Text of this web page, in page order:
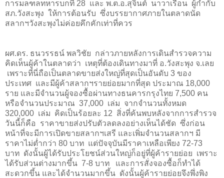
การมลฑลทหารบกที่ 28 และ พ.ต.อ.สุจินต์ นาวาเรือน ผู้กำกับ
สภ.วังสะพุง ให้การต้อนรับ ซึ่งบรรยากาศภายในตลาดนัด
สลากฯวังสะพุงไม่ค่อยคึกคักเท่าที่ควร
ผศ.ดร. ธนวรรธน์ พลวิชัย กล่าวภายหลังการเดินสำรวจความ
คิดเห็นผู้ค้าในตลาดว่า เหตุที่ต้องเดินทางมาที่ อ.วังสะพุง จ.เลย
เพราะที่นี่ถือเป็นตลาดขายส่งใหญ่ที่สุดเป็นอันดับ 3 ของ
ประเทศ และมีผู้ค้าสลากฯรายย่อยมากที่สุด ประมาณ 18,000
ราย และมีจำนวนผู้จองซื้อผ่านทางธนคารกรุงไทย 7,500 คน
หรือจำนวนประมาณ 37,000 เล่ม จากจำนวนทั้งหมด
320,000 เล่ม คิดเป็นร้อยละ 12 สิ่งที่ค้นพบหลังจากการสำรวจ
วันนี้ก็คือ ราคาขายส่งปรับตัวลดลงอย่างเห็นได้ชัด ซึ่งก่อน
หน้าที่จะมีการเปิดขายสลากฯเสรี และเพิ่มจำนวนสลากฯ มี
ราคาไม่ต่ำกว่า 80 บาท แต่ปัจจุบันมีราคาเหลือเพียง 72-73
บาท ดังนั้นผู้ได้รับประโยชน์ส่วนใหญ่ก็อยู่ที่ผู้ค้ารายย่อย เพราะ
ได้รับส่วนต่างมากขึ้น 7-8 บาท และการสั่งจองซื้อก็ทำได้
สะดวกขึ้น และได้จำนวนมากขึ้น ดังนั้นผู้ค้ารายย่อยจึงพึ่งพิง